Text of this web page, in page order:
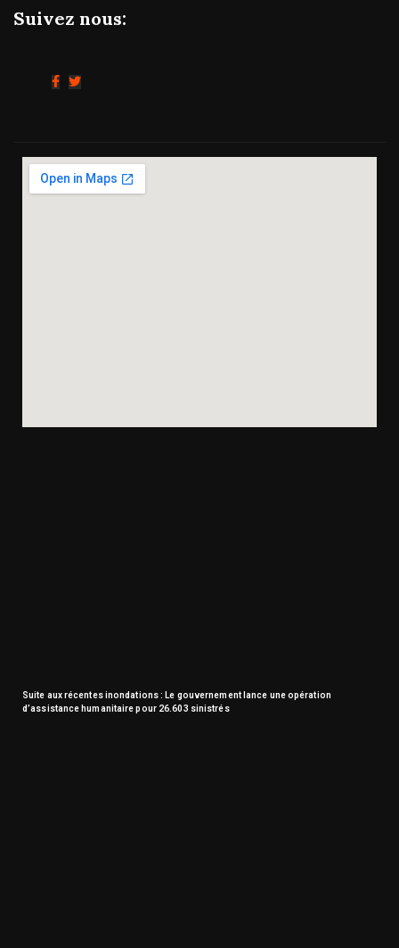
Suivez nous:
Suite aux récentes inondations : Le gouvernement lance une opération
d’assistance humanitaire pour 26.603 sinistrés